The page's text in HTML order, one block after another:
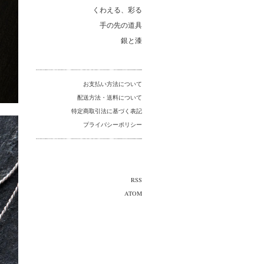
くわえる、彩る
手の先の道具
銀と漆
お支払い方法について
配送方法・送料について
特定商取引法に基づく表記
プライバシーポリシー
RSS
ATOM